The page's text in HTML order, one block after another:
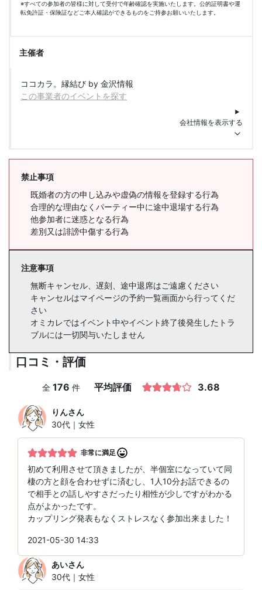
※すべての参加者の皆様に対して受付で年齢確認を実施いたします。公的証明書や運
転免許証・保険証などご本人確認ができるものをご持参お願いいたします。
主催者
ココカラ。縁結び by 金沢情報
この事業者のイベントを探す
会社情報を表示する
禁止事項
既婚者の方の申し込みや虚偽の情報を登録する行為
合理的な理由なくパーティー中に途中退場する行為
他参加者に迷惑となる行為
差別又は誹謗中傷する行為
注意事項
無断キャンセル、遅刻、途中退席はご遠慮ください
キャンセルはマイページの予約一覧画面から行ってくだ
さい
オミカレではイベント中やイベント終了後発生したトラ
ブルには一切関与いたしません
口コミ・評価
全 176 件 平均評価 3.68
りんさん
30代｜女性
非常に満足
初めて利用させて頂きましたが、半個室になっていて同
棲の方と顔を合わせずに済むし、1人10分お話できるの
で相手との話しやすさだったり相性が少しですがわかる
点がよかったです。
カップリング発表もなくストレスなく参加出来ました！
2021-05-30 14:33
あいさん
30代｜女性